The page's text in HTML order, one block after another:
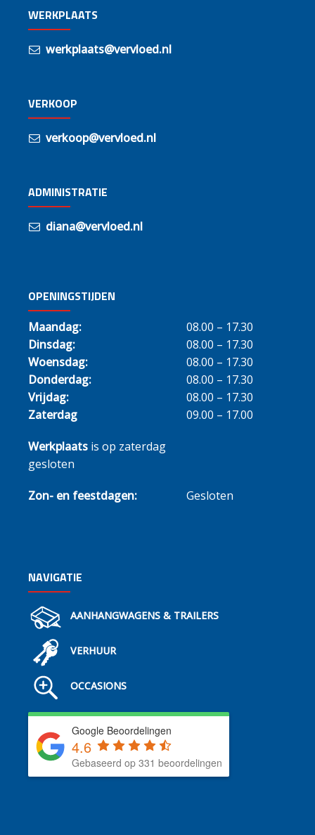
WERKPLAATS
werkplaats@vervloed.nl
VERKOOP
verkoop@vervloed.nl
ADMINISTRATIE
diana@vervloed.nl
OPENINGSTIJDEN
Maandag:
08.00 – 17.30
Dinsdag:
08.00 – 17.30
Woensdag:
08.00 – 17.30
Donderdag:
08.00 – 17.30
Vrijdag:
08.00 – 17.30
Zaterdag
09.00 – 17.00
Werkplaats is op zaterdag
gesloten
Zon- en feestdagen: Gesloten
NAVIGATIE
AANHANGWAGENS & TRAILERS
VERHUUR
OCCASIONS
Google Beoordelingen
4.6
Gebaseerd op 331 beoordelingen